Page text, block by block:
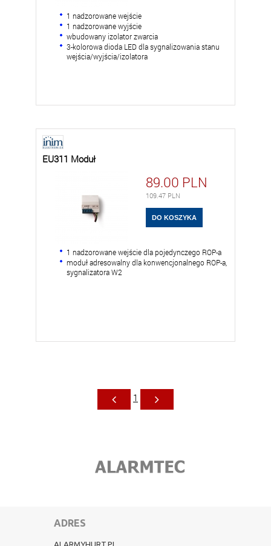
1 nadzorowane wejście
1 nadzorowane wyjście
wbudowany izolator zwarcia
3-kolorowa dioda LED dla sygnalizowania stanu
wejścia/wyjścia/izolatora
EU311 Moduł
89.00 PLN
109.47 PLN
1 nadzorowane wejście dla pojedynczego ROP-a
moduł adresowalny dla konwencjonalnego ROP-a,
sygnalizatora W2
1
ADRES